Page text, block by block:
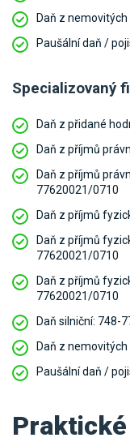
Daň z nemovitých
Paušální daň /
Specializovaný
Daň z přidané
Daň z příjmů
Daň z příjmů
77620021/0710
Daň z příjmů
Daň z příjmů
77620021/0710
Daň z příjmů
77620021/0710
Daň silniční: 748-
Daň z nemovitých
Paušální daň /